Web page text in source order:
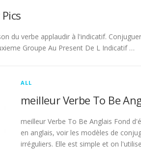
du verbe applaudir à l'indicatif.
Groupe Au Present De L Indicatif …
ALL
meilleur Verbe To Be
meilleur Verbe To Be Anglais Fond
en anglais, voir les modèles de
irréguliers. Elle est simple et on